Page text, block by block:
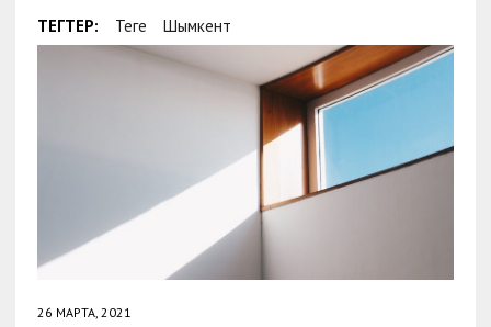
ТЕГТЕР: Теңге Шымкент
26 МАРТА, 2021